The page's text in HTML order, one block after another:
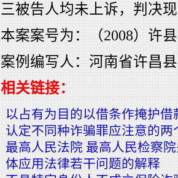
三被告人均未上诉，判决
本案案号为：（2008）许
案例编写人：河南省许昌
相关链接：
以占有为目的以借条作掩护借
认定不同种诈骗罪应注意的两
最高人民法院 最高人民检察
体应用法律若干问题的解释